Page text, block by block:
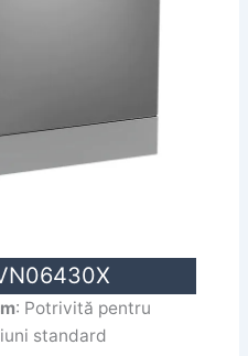
: Potrivită pentru
standard